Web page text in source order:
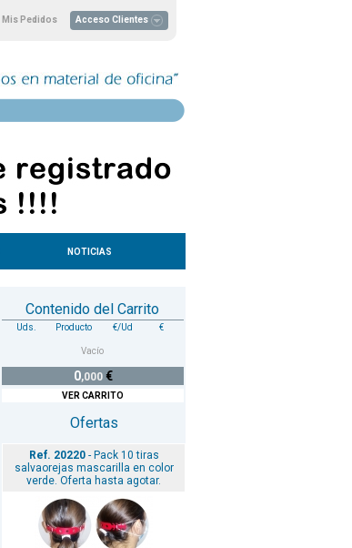
Mis Pedidos Acceso Clientes
NOTICIAS
Contenido del Carrito
Uds. Producto €/Ud €
Vacío
0,000€
VER CARRITO
Ofertas
Ref. 20220- Pack 10 tiras
salvaorejas mascarilla en color
verde. Oferta hasta agotar.